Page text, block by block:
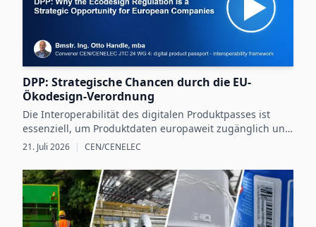
DPP: Strategische Chancen durch die EU-
Ökodesign-Verordnung
Die Interoperabilität des digitalen Produktpasses ist
essenziell, um Produktdaten europaweit zugänglich und
nutzbar zu machen und dadurch neue Chancen für
nachhaltige Unternehmensstrategien zu schaffen.
21. Juli 2026 | CEN/CENELEC